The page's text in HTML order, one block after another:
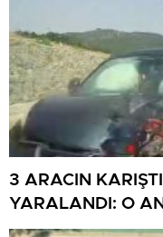
3 ARACIN
YARALANDI: O
YANSIDI